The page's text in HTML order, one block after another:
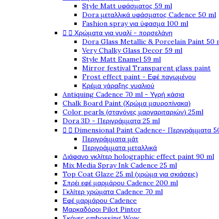
Style Matt υφάσματος 59 ml
Dora μεταλλικά υφάσματος Cadence 50 ml
Fashion spray για ύφασμα 100 ml
  Χρώματα για γυαλί - πορσελάνη
Dora Glass Metallic & Porcelain Paint 50
Very Chalky Glass Decor 59 ml
Style Matt Enamel 59 ml
Mirror festival Transparent glass paint
Frost effect paint - Εφέ παγωμένου
Κρέμα χάραξης γυαλιού
Antiquing Cadence 70 ml - Υγρή κάσια
Chalk Board Paint (Χρώμα μαυροπίνακα)
Color pearls (σταγόνες μαργαριταριών) 25ml
Dora 3D - Περιγράμματα 25 ml
  Dimensional Paint Cadence- Περιγράμματα
Περιγράμματα μάτ
Περιγράμματα μεταλλικά
Διάφανο γκλίτερ holographic effect paint 90 ml
Mix Media Spray Ink Cadence 25 ml
Top Coat Glaze 25 ml (χρώμα για σκιάσεις)
Σπρέι εφέ μαρμάρου Cadence 200 ml
Γκλίτερ χρώματα Cadence 70 ml
Εφέ μαρμάρου Cadence
Μαρκαδόροι Pilot Pintor